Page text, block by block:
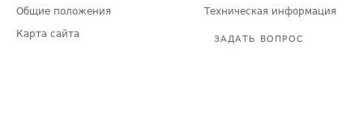
Общие положения
Карта сайта
Техническая информация
ЗАДАТЬ ВОПРОС